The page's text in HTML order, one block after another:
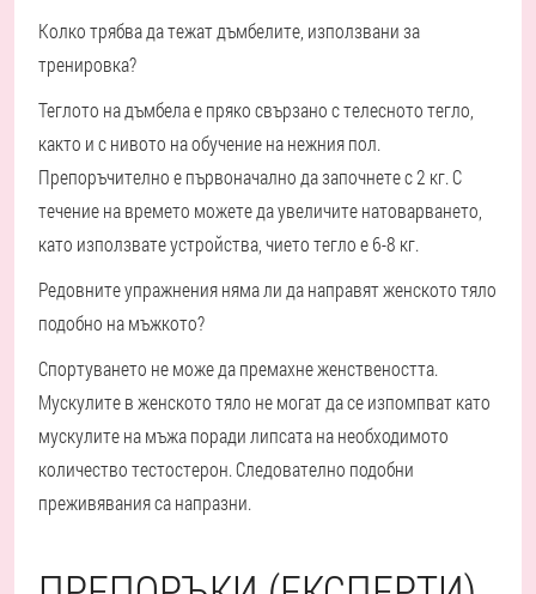
Колко трябва да тежат дъмбелите, използвани за
тренировка?
Теглото на дъмбела е пряко свързано с телесното тегло,
както и с нивото на обучение на нежния пол.
Препоръчително е първоначално да започнете с 2 кг. С
течение на времето можете да увеличите натоварването,
като използвате устройства, чието тегло е 6-8 кг.
Редовните упражнения няма ли да направят женското тяло
подобно на мъжкото?
Спортуването не може да премахне женствеността.
Мускулите в женското тяло не могат да се изпомпват като
мускулите на мъжа поради липсата на необходимото
количество тестостерон. Следователно подобни
преживявания са напразни.